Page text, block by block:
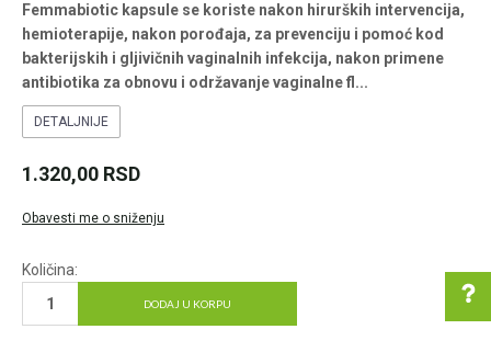
Femmabiotic kapsule se koriste nakon hirurških intervencija,
hemioterapije, nakon porođaja, za prevenciju i pomoć kod
bakterijskih i gljivičnih vaginalnih infekcija, nakon primene
antibiotika za obnovu i održavanje vaginalne fl ...
DETALJNIJE
1.320,00 RSD
Obavesti me o sniženju
Količina:
DODAJ U KORPU